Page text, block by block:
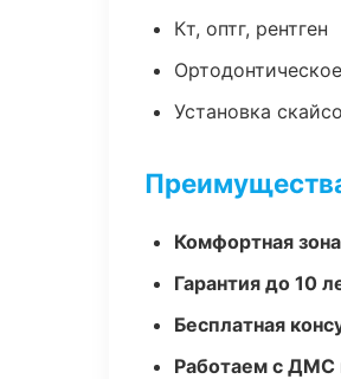
Кт, оптг, рентген
Установка
Комфортная
Гарантия до 10
Бесплатная
Работаем с ДМС